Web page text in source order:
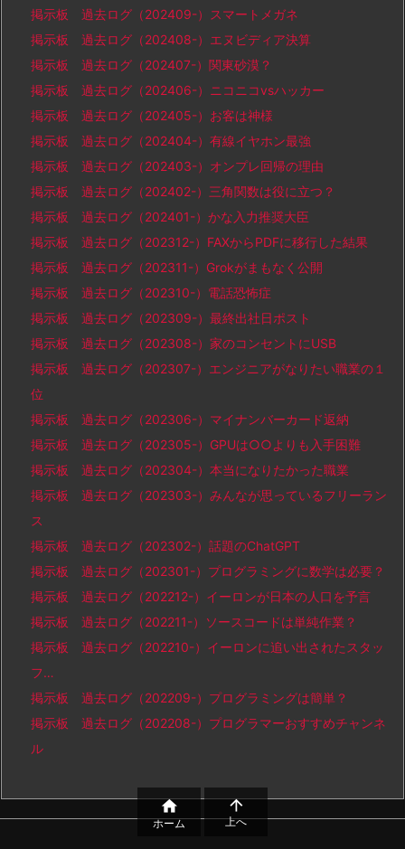
掲示板 過去ログ（202409-）スマートメガネ
掲示板 過去ログ（202408-）エヌビディア決算
掲示板 過去ログ（202407-）関東砂漠？
掲示板 過去ログ（202406-）ニコニコvsハッカー
掲示板 過去ログ（202405-）お客は神様
掲示板 過去ログ（202404-）有線イヤホン最強
掲示板 過去ログ（202403-）オンプレ回帰の理由
掲示板 過去ログ（202402-）三角関数は役に立つ？
掲示板 過去ログ（202401-）かな入力推奨大臣
掲示板 過去ログ（202312-）FAXからPDFに移行した結果
掲示板 過去ログ（202311-）Grokがまもなく公開
掲示板 過去ログ（202310-）電話恐怖症
掲示板 過去ログ（202309-）最終出社日ポスト
掲示板 過去ログ（202308-）家のコンセントにUSB
掲示板 過去ログ（202307-）エンジニアがなりたい職業の１
位
掲示板 過去ログ（202306-）マイナンバーカード返納
掲示板 過去ログ（202305-）GPUは○○よりも入手困難
掲示板 過去ログ（202304-）本当になりたかった職業
掲示板 過去ログ（202303-）みんなが思っているフリーラン
ス
掲示板 過去ログ（202302-）話題のChatGPT
掲示板 過去ログ（202301-）プログラミングに数学は必要？
掲示板 過去ログ（202212-）イーロンが日本の人口を予言
掲示板 過去ログ（202211-）ソースコードは単純作業？
掲示板 過去ログ（202210-）イーロンに追い出されたスタッ
フ…
掲示板 過去ログ（202209-）プログラミングは簡単？
掲示板 過去ログ（202208-）プログラマーおすすめチャンネ
ル

ホーム

上へ